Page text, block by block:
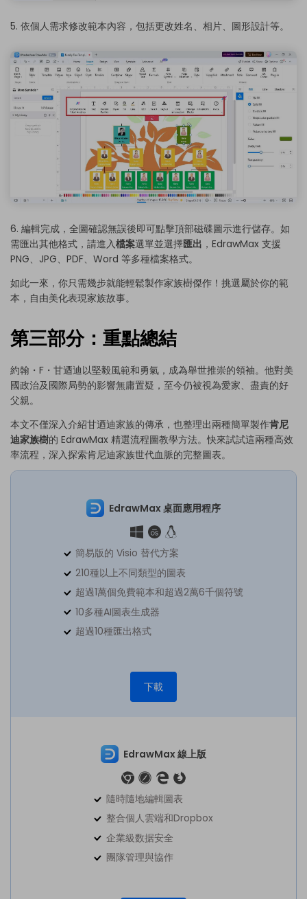
5. 依個人需求修改範本內容，包括更改姓名、相片、圖形設計等。
6. 編輯完成，全圖確認無誤後即可點擊頂部磁碟圖示進行儲存。如
需匯出其他格式，請進入檔案選單並選擇匯出 ，EdrawMax 支援
PNG、JPG、PDF、Word 等多種檔案格式。
如此一來，你只需幾步就能輕鬆製作家族樹傑作！挑選屬於你的範
本，自由美化表現家族故事。
第三部分：重點總結
約翰・F・甘迺迪以堅毅風範和勇氣，成為舉世推崇的領袖。他對美
國政治及國際局勢的影響無庸置疑，至今仍被視為愛家、盡責的好
父親。
本文不僅深入介紹甘迺迪家族的傳承，也整理出兩種簡單製作肯尼
迪家族樹的 EdrawMax 精選流程圖教學方法。快來試試這兩種高效
率流程，深入探索肯尼迪家族世代血脈的完整圖表。
EdrawMax 桌面應用程序
簡易版的 Visio 替代方案
210種以上不同類型的圖表
超過1萬個免費範本和超過2萬6千個符號
10多種AI圖表生成器
超過10種匯出格式
下載
EdrawMax 線上版
隨時隨地編輯圖表
整合個人雲端和Dropbox
企業級数据安全
團隊管理與協作